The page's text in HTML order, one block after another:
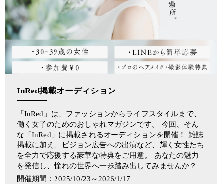
InRed掲載オーディション
「InRed」は、ファッションからライフスタイルまで、
働く女子のためのおしゃれマガジンです。 今回、そん
な「InRed」に掲載されるオーディションを開催！ 雑誌
掲載に加え、ビジョン広告への出演など、輝く女性たち
を全力で応援する豪華な特典をご用意。 あなたの魅力
を発信し、憧れの世界へ一歩踏み出してみませんか？
開催期間：2025/10/23～2026/1/17